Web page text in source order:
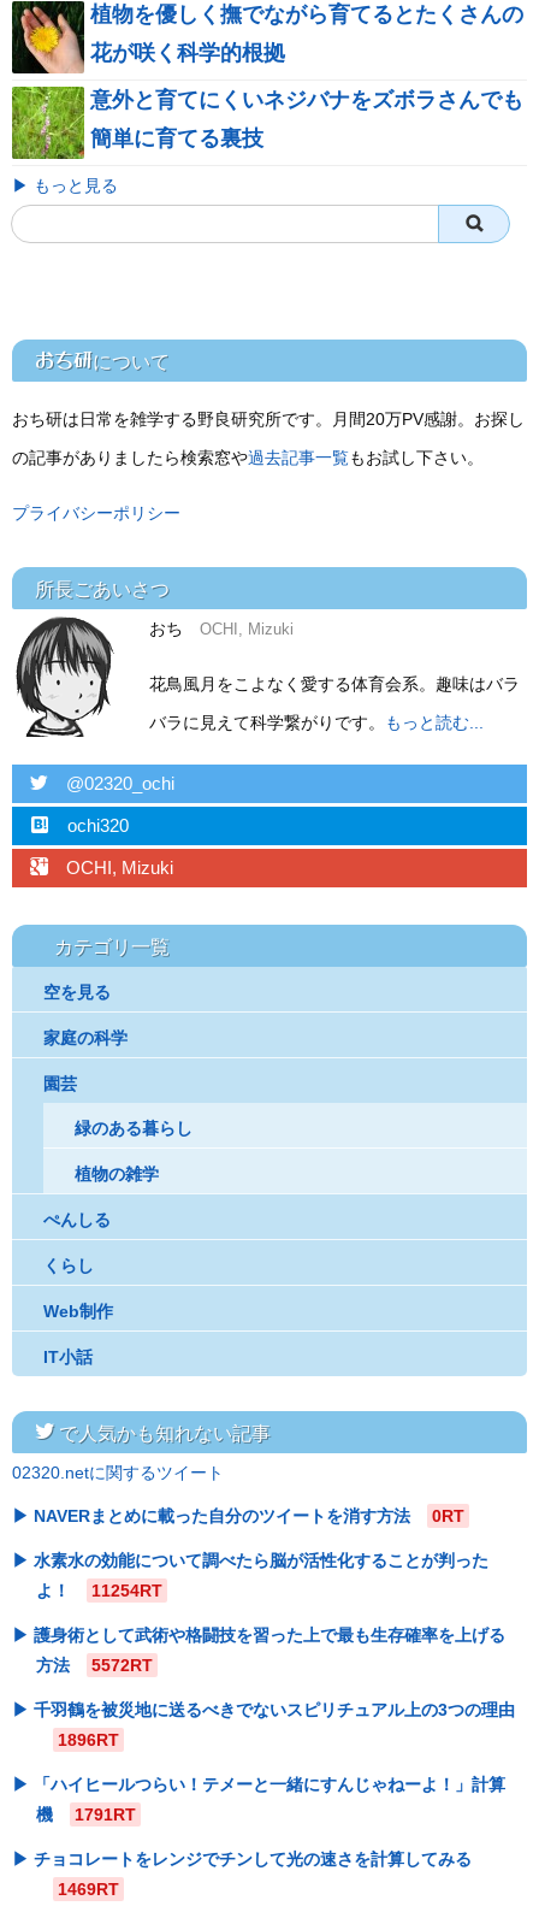
植物を優しく撫でながら育てるとたくさんの
花が咲く科学的根拠
意外と育てにくいネジバナをズボラさんでも
簡単に育てる裏技
▶ もっと見る
おち研について
おち研は日常を雑学する野良研究所です。月間20万PV感謝。お探し
の記事がありましたら検索窓や過去記事一覧もお試し下さい。
プライバシーポリシー
所長ごあいさつ
おち OCHI, Mizuki
花鳥風月をこよなく愛する体育会系。趣味はバラ
バラに見えて科学繋がりです。
もっと読む...
twitter @02320_ochi
hatebu ochi320
googleplus OCHI, Mizuki
カテゴリ一覧
空を見る
家庭の科学
園芸
緑のある暮らし
植物の雑学
ぺんしる
くらし
Web制作
IT小話
twitterで人気かも知れない記事
02320.netに関するツイート
NAVERまとめに載った自分のツイートを消す方法 0RT
水素水の効能について調べたら脳が活性化することが判った
よ！
11254RT
護身術として武術や格闘技を習った上で最も生存確率を上げる
方法
5572RT
千羽鶴を被災地に送るべきでないスピリチュアル上の3つの理由
1896RT
「ハイヒールつらい！テメーと一緒にすんじゃねーよ！」計算
機
1791RT
チョコレートをレンジでチンして光の速さを計算してみる
1469RT